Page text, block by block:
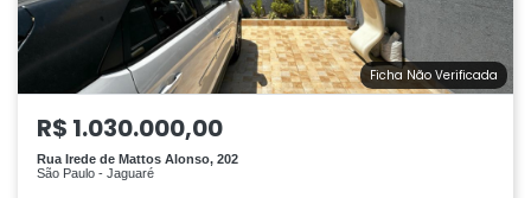
Ficha Não Verificada
R$ 1.030.000,00
Rua Irede de Mattos Alonso, 202
São Paulo - Jaguaré